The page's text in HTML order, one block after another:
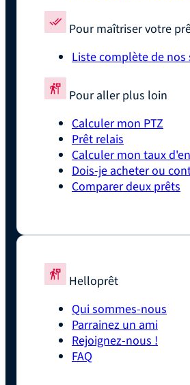
Pour maîtriser votre
Liste complète de
Pour aller plus loin
Calculer mon PTZ
Prêt relais
Calculer mon taux
Dois-je acheter ou
Comparer deux prêts
Helloprêt
Qui sommes-nous
Parrainez un ami
Rejoignez-nous !
FAQ